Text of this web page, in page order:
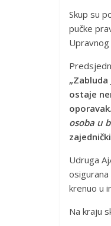
Skup su
pučke
ostaje
osoba u
Udruga
krenuo u
Na kraju